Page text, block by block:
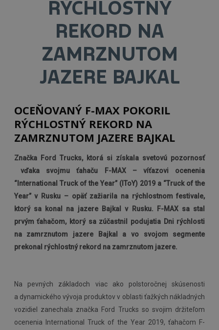
RÝCHLOSTNÝ
REKORD NA
ZAMRZNUTOM
JAZERE BAJKAL
OCEŇOVANÝ F-MAX POKORIL
RÝCHLOSTNÝ REKORD NA
ZAMRZNUTOM JAZERE BAJKAL
Značka Ford Trucks, ktorá si získala svetovú pozornosť
vďaka svojmu ťahaču F-MAX – víťazovi ocenenia
“International Truck of the Year” (IToY) 2019 a “Truck of the
Year” v Rusku – opäť zažiarila na rýchlostnom festivale,
ktorý sa konal na jazere Bajkal v Rusku. F-MAX sa stal
prvým ťahačom, ktorý sa zúčastnil podujatia Dni rýchlosti
na zamrznutom jazere Bajkal a vo svojom segmente
prekonal rýchlostný rekord na zamrznutom jazere.
Na pevných základoch viac ako polstoročnej skúsenosti
a dynamického vývoja produktov v oblasti ťažkých nákladných
vozidiel zanechala značka Ford Trucks so svojim držiteľom
ocenenia International Truck of the Year 2019, ťahačom F-